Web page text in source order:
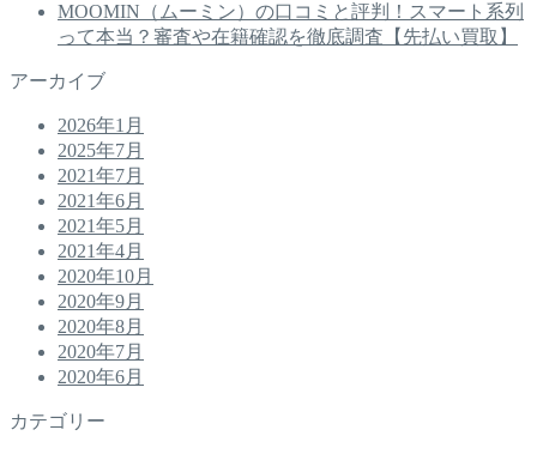
MOOMIN（ムーミン）の口コミと評判！スマート系列
って本当？審査や在籍確認を徹底調査【先払い買取】
アーカイブ
2026年1月
2025年7月
2021年7月
2021年6月
2021年5月
2021年4月
2020年10月
2020年9月
2020年8月
2020年7月
2020年6月
カテゴリー